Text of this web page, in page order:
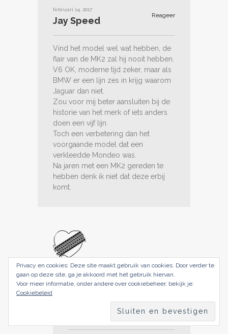
februari 14, 2017
Reageer
Jay Speed
Vind het model wel wat hebben, de
flair van de MK2 zal hij nooit hebben.
V6 OK, moderne tijd zeker, maar als
BMW er een lijn zes in krijg waarom
Jaguar dan niet.
Zou voor mij beter aansluiten bij de
historie van het merk of iets anders
doen een vijf lijn.
Toch een verbetering dan het
voorgaande model dat een
verkleedde Mondeo was.
Na jaren met een MK2 gereden te
hebben denk ik niet dat deze erbij
komt.
Love At First
Privacy en cookies: Deze site maakt gebruik van cookies. Door verder te
gaan op deze site, ga je akkoord met het gebruik hiervan.
Voor meer informatie, onder andere over cookiebeheer, bekijk je:
Cookiebeleid